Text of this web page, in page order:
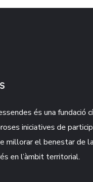
és una fundació
iniciatives de
millorar el benestar de
en l’àmbit territorial.